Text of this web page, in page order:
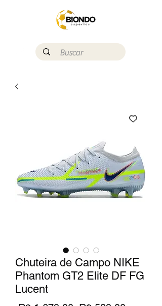
Chuteira de Campo NIKE
Phantom GT2 Elite DF FG
Lucent